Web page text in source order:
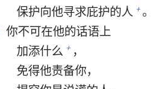
保护向他寻求庇护的人 + 。
你不可在他的话语上
加添什么 + ，
免得他责备你，